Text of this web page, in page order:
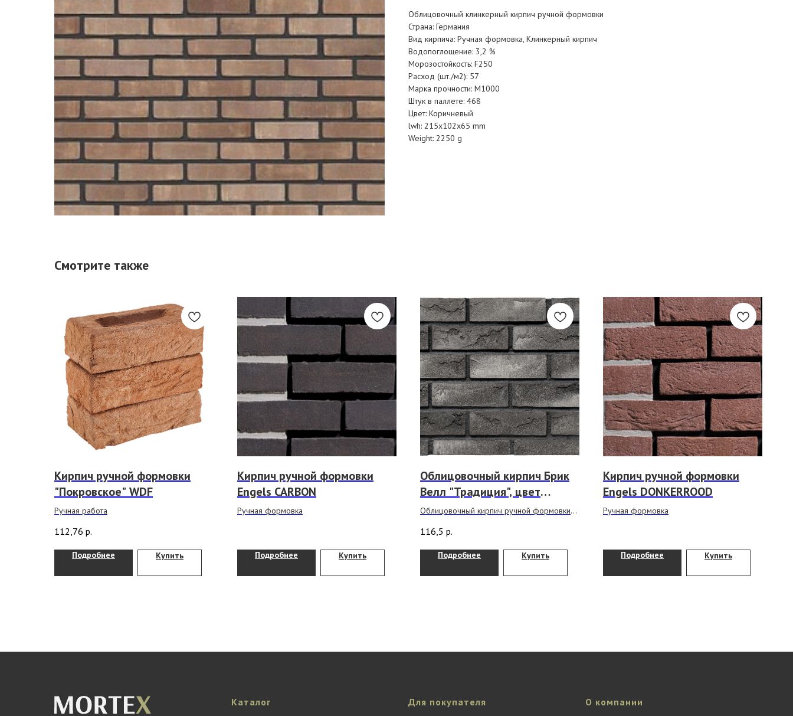
Облицовочный клинкерный кирпич ручной формовки
Страна: Германия
Вид кирпича: Ручная формовка, Клинкерный кирпич
Водопоглощение: 3,2 %
Морозостойкость: F250
Расход (шт./м2): 57
Марка прочности: M1000
Штук в паллете: 468
Цвет: Коричневый
lwh: 215x102x65 mm
Weight: 2250 g
Смотрите также
Кирпич ручной формовки
"Покровское" WDF
Ручная работа
112,76 р.
Подробнее Купить
Кирпич ручной формовки
Engels CARBON
Ручная формовка
Подробнее Купить
Облицовочный кирпич Брик
Велл "Традиция", цвет
"Графит с белой патиной"
Облицовочный кирпич ручной формовки
размер кирпича мы изготавливаем угловые
элементы.
116,5 р.
Подробнее Купить
Кирпич ручной формовки
Engels DONKERROOD
Ручная формовка
Подробнее Купить
Каталог Для покупателя О компании